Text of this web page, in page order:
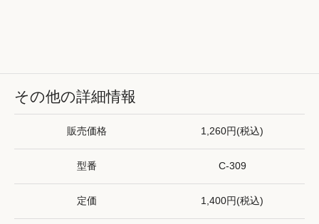
その他の詳細情報
販売価格 1,260円(税込)
型番 C-309
定価 1,400円(税込)